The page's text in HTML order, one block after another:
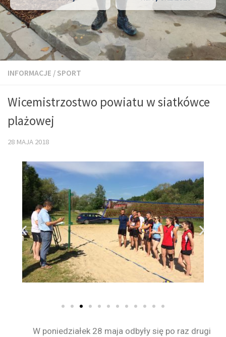
INFORMACJE / SPORT
Wicemistrzostwo powiatu w siatkówce
plażowej
28 MAJA 2018
W poniedziałek 28 maja odbyły się po raz drugi